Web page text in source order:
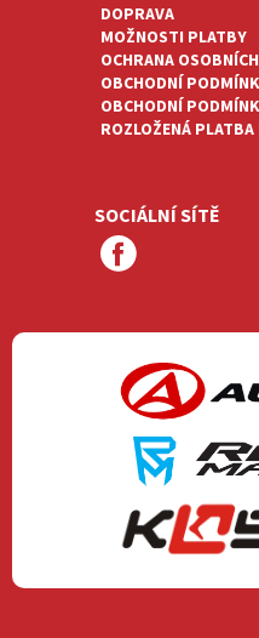
DOPRAVA
MOŽNOSTI PLATBY
OCHRANA
OBCHODNÍ
OBCHODNÍ
ROZLOŽENÁ PLATBA
SOCIÁLNÍ SÍTĚ